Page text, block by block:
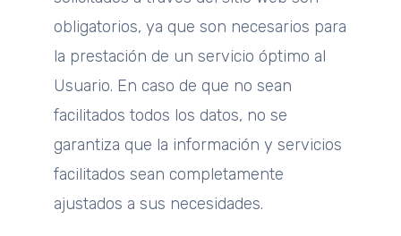
obligatorios, ya que son necesarios para
la prestación de un servicio óptimo al
Usuario. En caso de que no sean
facilitados todos los datos, no se
garantiza que la información y servicios
facilitados sean completamente
ajustados a sus necesidades.